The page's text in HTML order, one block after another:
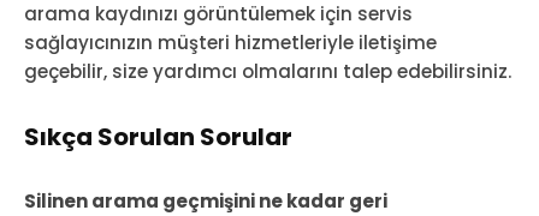
arama kaydınızı görüntülemek için servis
sağlayıcınızın müşteri hizmetleriyle iletişime
geçebilir, size yardımcı olmalarını talep edebilirsiniz.
Sıkça Sorulan Sorular
Silinen arama geçmişini ne kadar geri